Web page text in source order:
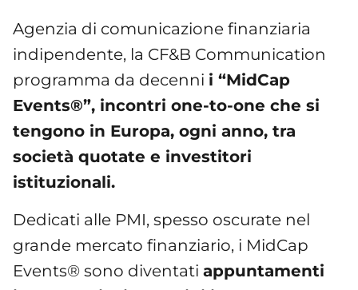
Agenzia di comunicazione finanziaria
indipendente, la CF&B Communication
programma da decenni i “MidCap
Events®”, incontri one-to-one che si
tengono in Europa, ogni anno, tra
società quotate e investitori
istituzionali.
Dedicati alle PMI, spesso oscurate nel
grande mercato finanziario, i MidCap
Events® sono diventati appuntamenti